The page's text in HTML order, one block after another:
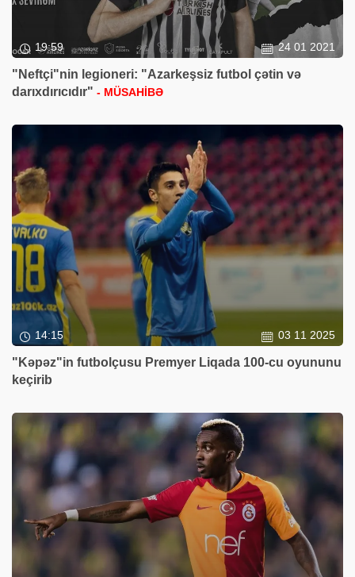
19:59 24 01 2021
"Neftçi"nin legioneri: "Azarkeşsiz futbol çətin və
darıxdırıcıdır" - MÜSAHİBƏ
14:15 03 11 2025
"Kəpəz"in futbolçusu Premyer Liqada 100-cu oyununu
keçirib